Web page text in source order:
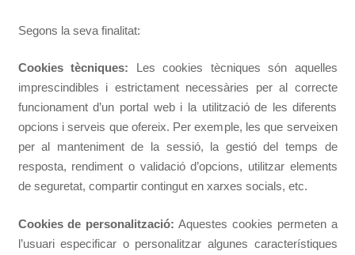
Segons la seva finalitat:
Cookies tècniques: Les cookies tècniques són aquelles
imprescindibles i estrictament necessàries per al correcte
funcionament d’un portal web i la utilització de les diferents
opcions i serveis que ofereix. Per exemple, les que serveixen
per al manteniment de la sessió, la gestió del temps de
resposta, rendiment o validació d’opcions, utilitzar elements
de seguretat, compartir contingut en xarxes socials, etc.
Cookies de personalització: Aquestes cookies permeten a
l’usuari especificar o personalitzar algunes característiques